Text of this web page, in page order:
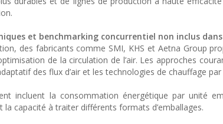
et benchmarking concurrentiel non inclus
des fabricants comme SMI, KHS et Aetna Group
de la circulation de l’air. Les approches
des flux d’air et les technologies de chauffage par
incluent la consommation énergétique par unité
capacité à traiter différents formats d’emballages.